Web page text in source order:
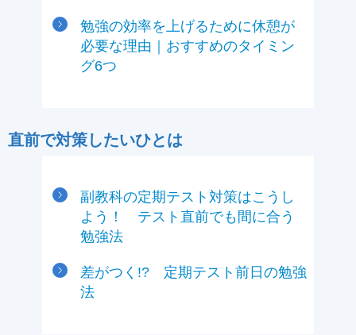
勉強の効率を上げるために休憩が
必要な理由｜おすすめのタイミン
グ6つ
直前で対策したいひとは
副教科の定期テスト対策はこうし
よう！ テスト直前でも間に合う
勉強法
差がつく!? 定期テスト前日の勉強
法